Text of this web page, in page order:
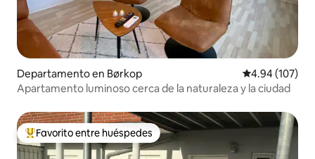
Departamento en Børkop Calificación
4.94 (107)
Apartamento luminoso cerca de la naturaleza y la ciudad
De los mejores en Favorito entre huéspedes
Favorito entre huéspedes